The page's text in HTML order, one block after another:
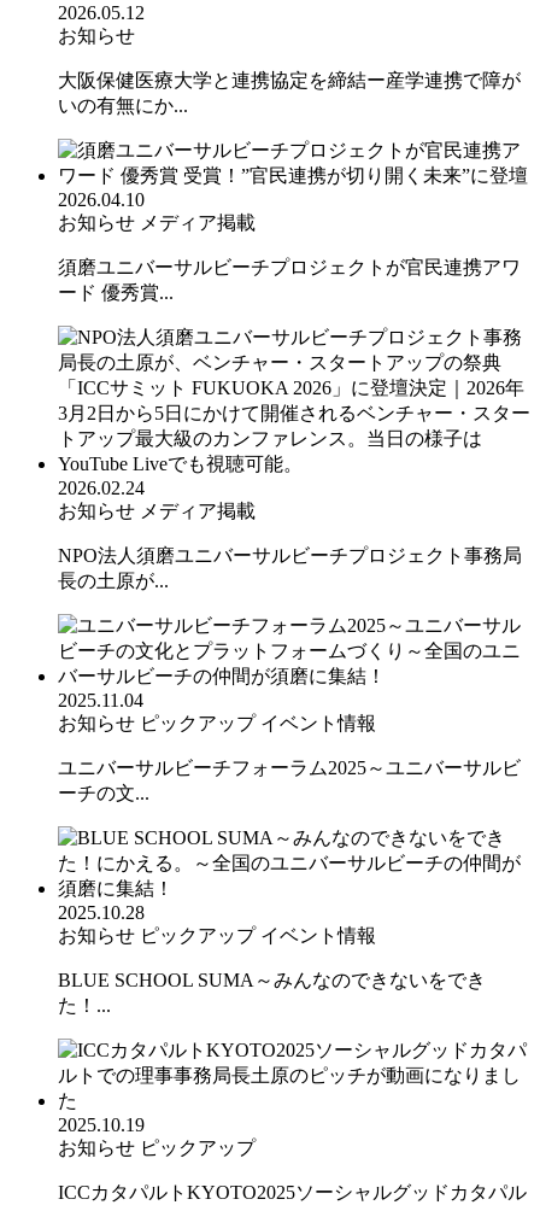
2026.05.12
お知らせ
大阪保健医療大学と連携協定を締結ー産学連携で障が
いの有無にか...
2026.04.10
お知らせ メディア掲載
須磨ユニバーサルビーチプロジェクトが官民連携アワ
ード 優秀賞...
2026.02.24
お知らせ メディア掲載
NPO法人須磨ユニバーサルビーチプロジェクト事務局
長の土原が...
2025.11.04
お知らせ ピックアップ イベント情報
ユニバーサルビーチフォーラム2025～ユニバーサルビ
ーチの文...
2025.10.28
お知らせ ピックアップ イベント情報
BLUE SCHOOL SUMA～みんなのできないをでき
た！...
2025.10.19
お知らせ ピックアップ
ICCカタパルトKYOTO2025ソーシャルグッドカタパル